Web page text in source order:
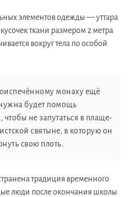
элементов одежды — уттара
ткани размером 2 метра
вокруг тела по особой
монаху ещё
будет помощь
чтобы не запутаться в плаще-
святыне, в которую он
свою плоть.
традиция временного
люди после окончания школы